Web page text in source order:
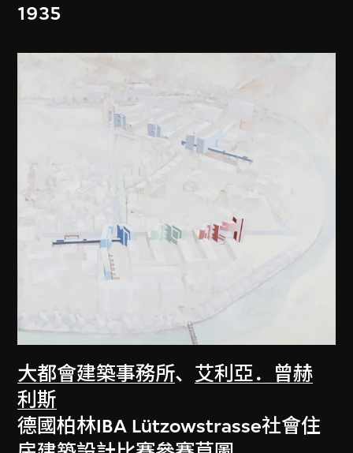
1935
大都會建築事務所、 艾利亞．曾赫
利斯
德國柏林IBA Lützowstrasse社會住